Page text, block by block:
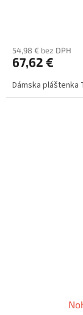
54,98 € bez DPH
67,62 €
Dámska